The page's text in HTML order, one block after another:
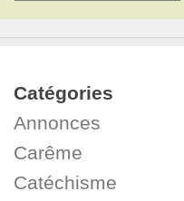
Catégories
Annonces
Carême
Catéchisme